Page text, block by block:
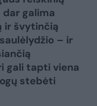
dar galima
ir švytinčią
– ir
gali tapti viena
stebėti